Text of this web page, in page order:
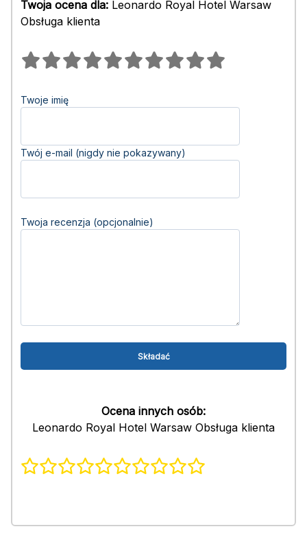
Twoja ocena dla: Leonardo Royal Hotel Warsaw
Obsługa klienta
Twoje imię
Twój e-mail (nigdy nie pokazywany)
Twoja recenzja (opcjonalnie)
Ocena innych osób:
Leonardo Royal Hotel Warsaw Obsługa klienta